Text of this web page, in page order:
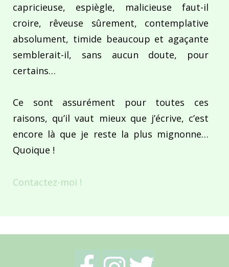
capricieuse, espiègle, malicieuse faut-il
croire, rêveuse sûrement, contemplative
absolument, timide beaucoup et agaçante
semblerait-il, sans aucun doute, pour
certains…
Ce sont assurément pour toutes ces
raisons, qu’il vaut mieux que j’écrive, c’est
encore là que je reste la plus mignonne…
Quoique !
Contactez-moi !